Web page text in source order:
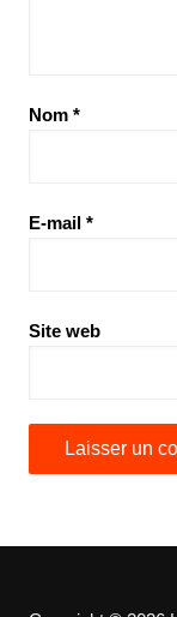
Nom *
E-mail *
Site web